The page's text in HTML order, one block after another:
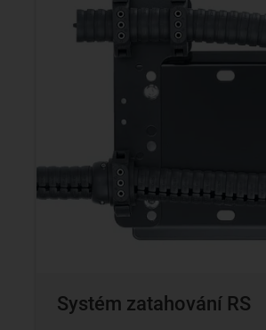
Systém zatahování RS